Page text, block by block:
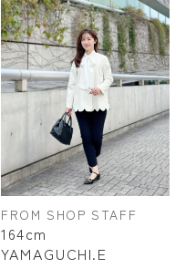
FROM SHOP STAFF
164cm
YAMAGUCHI.E